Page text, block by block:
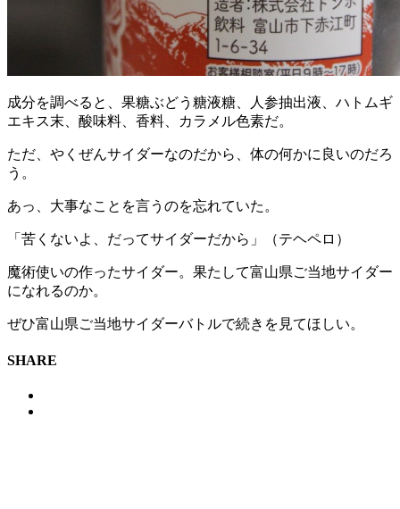
成分を調べると、果糖ぶどう糖液糖、人参抽出液、ハトムギ
エキス末、酸味料、香料、カラメル色素だ。
ただ、やくぜんサイダーなのだから、体の何かに良いのだろ
う。
あっ、大事なことを言うのを忘れていた。
「苦くないよ、だってサイダーだから」（テヘペロ）
魔術使いの作ったサイダー。果たして富山県ご当地サイダー
になれるのか。
ぜひ富山県ご当地サイダーバトルで続きを見てほしい。
SHARE